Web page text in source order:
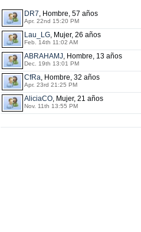
DR7, Hombre, 57 años
Apr. 22nd 15:20 PM
Lau_LG, Mujer, 26 años
Feb. 14th 11:02 AM
ABRAHAMJ, Hombre, 13 años
Dec. 19th 13:01 PM
CfRa, Hombre, 32 años
Apr. 23rd 21:25 PM
AliciaCO, Mujer, 21 años
Nov. 11th 13:55 PM